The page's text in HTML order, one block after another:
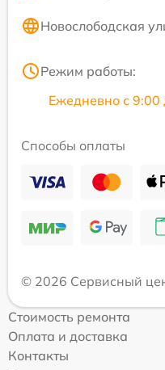
Новослободская
Режим работы:
Ежедневно с 9:00
Способы оплаты
© 2026 Сервисный
Стоимость ремонта
Оплата и доставка
Контакты